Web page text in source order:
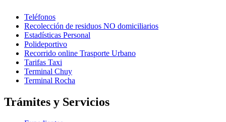
Teléfonos
Recolección de residuos NO domiciliarios
Estadísticas Personal
Polideportivo
Recorrido online Trasporte Urbano
Tarifas Taxi
Terminal Chuy
Terminal Rocha
Trámites y Servicios